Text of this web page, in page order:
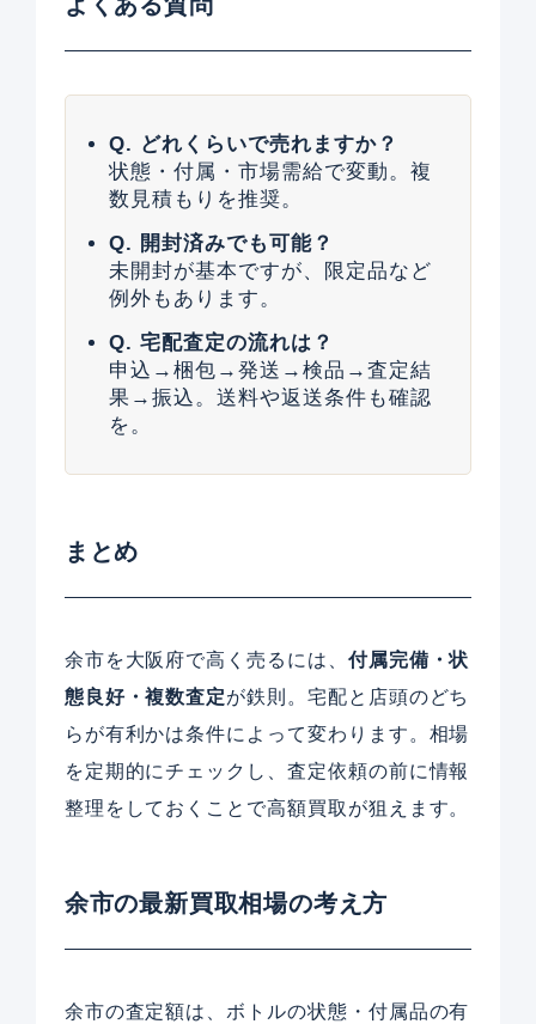
Q. どれくらいで売れますか？
状態・付属・市場需給で変動。複
数見積もりを推奨。
Q. 開封済みでも可能？
未開封が基本ですが、限定品など
例外もあります。
Q. 宅配査定の流れは？
申込→梱包→発送→検品→査定結
果→振込。送料や返送条件も確認
を。
まとめ
余市を大阪府で高く売るには、 付属完備・状
態良好・複数査定が鉄則。宅配と店頭のどち
らが有利かは条件によって変わります。相場
を定期的にチェックし、査定依頼の前に情報
整理をしておくことで高額買取が狙えます。
余市の最新買取相場の考え方
余市の査定額は、ボトルの状態・付属品の有